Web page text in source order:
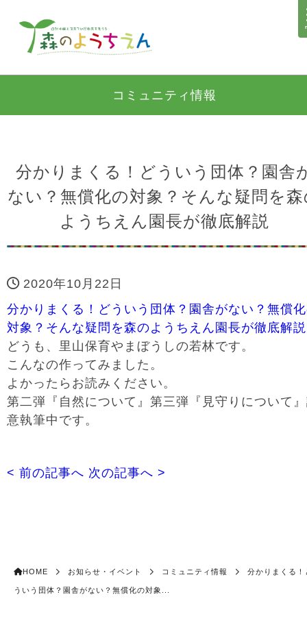
コミュニティ情報
分かりまくる！どういう団体？園舎
ない？無償化の対象？そんな疑問を
ようちえん園長が徹底解説
2020年10月22日
分かりまくる！どういう団体？園舎がない？無償
対象？そんな疑問を森のようちえん園長が徹底解説
どうも、里山保育やまぼうしの若林です。
こんなの作ってみました。
よかったらお読みください。
第二弾『自然について』第三弾『見守りについて
意執筆中です。
< 前の記事へ 次の記事へ >
HOME お知らせ・イベント コミュニティ情報 分かりまくる！
ういう団体？園舎がない？無償化の対象...